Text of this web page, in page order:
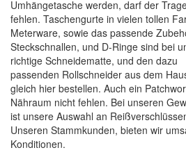
Umhängetasche werden, darf der
fehlen. Taschengurte in vielen tollen
Meterware, sowie das passende
Steckschnallen, und D-Ringe sind bei
richtige Schneidematte, und den dazu
passenden Rollschneider aus dem
gleich hier bestellen. Auch ein
Nähraum nicht fehlen. Bei unseren
ist unsere Auswahl an
Unseren Stammkunden, bieten wir
Konditionen.